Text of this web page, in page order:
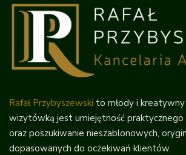
Rafał Przybyszewski to młody i
wizytówką jest umiejętność
oraz poszukiwanie nieszablonowych,
dopasowanych do oczekiwań klientów.